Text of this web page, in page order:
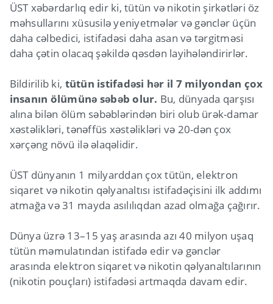
ÜST xəbərdarlıq edir ki, tütün və nikotin şirkətləri öz
məhsullarını xüsusilə yeniyetmələr və gənclər üçün
daha cəlbedici, istifadəsi daha asan və tərgitməsi
daha çətin olacaq şəkildə qəsdən layihələndirirlər.
Bildirilib ki, tütün istifadəsi hər il 7 milyondan çox
insanın ölümünə səbəb olur. Bu, dünyada qarşısı
alına bilən ölüm səbəblərindən biri olub ürək-damar
xəstəlikləri, tənəffüs xəstəlikləri və 20-dən çox
xərçəng növü ilə əlaqəlidir.
ÜST dünyanın 1 milyarddan çox tütün, elektron
siqaret və nikotin qəlyanaltısı istifadəçisini ilk addımı
atmağa və 31 mayda asılılıqdan azad olmağa çağırır.
Dünya üzrə 13–15 yaş arasında azı 40 milyon uşaq
tütün məmulatından istifadə edir və gənclər
arasında elektron siqaret və nikotin qəlyanaltılarının
(nikotin pouçları) istifadəsi artmaqda davam edir.